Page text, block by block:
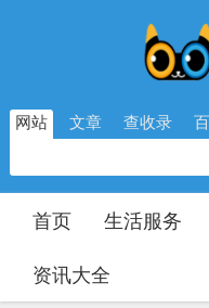
网站 文章 查收录
首页 生活服务
资讯大全